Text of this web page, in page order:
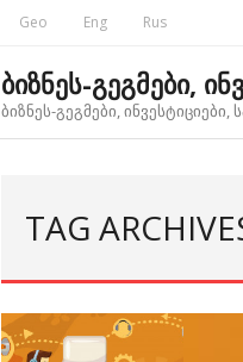
Geo Eng Rus
ბიზნეს-გეგმები,
ბიზნეს-გეგმები,
TAG